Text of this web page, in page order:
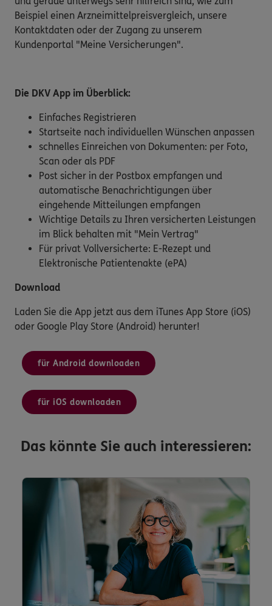
Beispiel einen Arzneimittelpreisvergleich, unsere
Kontaktdaten oder der Zugang zu unserem
Kundenportal "Meine Versicherungen".
Die DKV App im Überblick:
Einfaches Registrieren
Startseite nach individuellen Wünschen anpassen
schnelles Einreichen von Dokumenten: per Foto,
Scan oder als PDF
Post sicher in der Postbox empfangen und
automatische Benachrichtigungen über
eingehende Mitteilungen empfangen
Wichtige Details zu Ihren versicherten Leistungen
im Blick behalten mit "Mein Vertrag"
Für privat Vollversicherte: E-Rezept und
Elektronische Patientenakte (ePA)
Download
Laden Sie die App jetzt aus dem iTunes App Store (iOS)
oder Google Play Store (Android) herunter!
für Android downloaden
für iOS downloaden
Das könnte Sie auch interessieren: